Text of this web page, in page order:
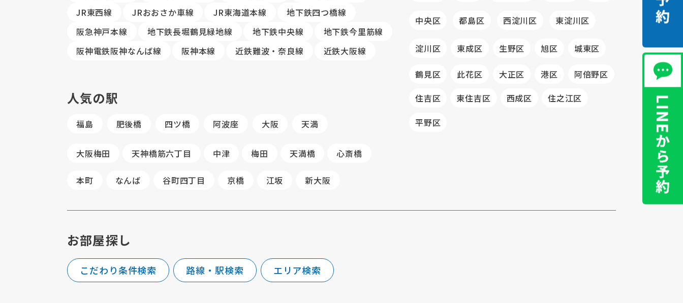
JR東西線
JRおおさか車線 JR東海道本線
地下鉄四つ橋線
阪急神戸本線
地下鉄長堀鶴見緑地線 地下鉄中央線
地下鉄今里筋線
阪神電鉄阪神なんば線
阪神本線 近鉄難波・奈良線 近鉄大阪線
人気の駅
福島 肥後橋 四ツ橋 阿波座 大阪 天満
大阪梅田 天神橋筋六丁目 中津 梅田 天満橋 心斎橋
本町 なんば 谷町四丁目 京橋 江坂 新大阪
中央区 都島区 西淀川区 東淀川区
淀川区 東成区 生野区 旭区 城東区
鶴見区 此花区 大正区 港区
阿倍野区
住吉区
東住吉区 西成区
住之江区
平野区
お部屋探し
こだわり条件検索 路線・駅検索 エリア検索